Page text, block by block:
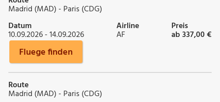
Madrid (MAD) - Paris (CDG)
Datum
10.09.2026 - 14.09.2026
Airline
AF
Preis
ab 337,00 €
Fluege finden
Route
Madrid (MAD) - Paris (CDG)